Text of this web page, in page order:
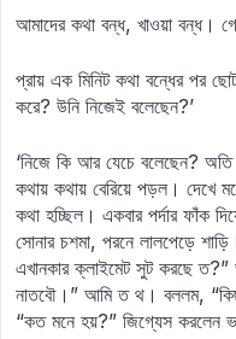
আমাদের কথা বন্ধ, খাওয়া বন্ধ।
প্রায় এক মিনিট কথা বন্ধের পর
করে? উনি নিজেই বলেছেন?’
‘নিজে কি আর যেচে বলেছেন?
কথায় কথায় বেরিয়ে পড়ল। দেখে
কথা হচ্ছিল। একবার পর্দার ফাঁক
সোনার চশমা, পরনে লালপেড়ে
এখানকার ক্লাইমেট সুট করছে ত?”
নাতবৌ।” আমি ত থ। বললম,
“কত মনে হয়?” জিগ্যেস করলেন